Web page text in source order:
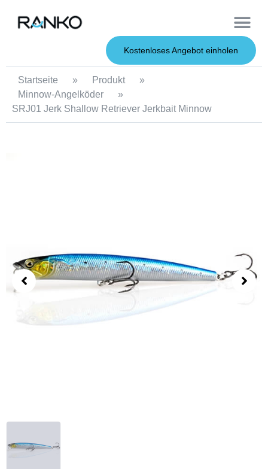
Kostenloses Angebot einholen
Startseite » Produkt
»
Minnow-Angelköder
»
SRJ01 Jerk Shallow Retriever Jerkbait Minnow